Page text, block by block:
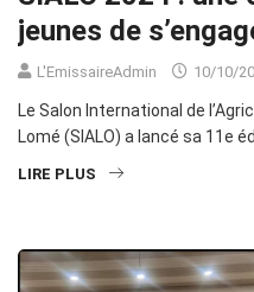
jeunes de
L'EmissaireAdmin 10/10/
Le Salon International de
Lomé (SIALO) a lancé sa 11e
LIRE PLUS